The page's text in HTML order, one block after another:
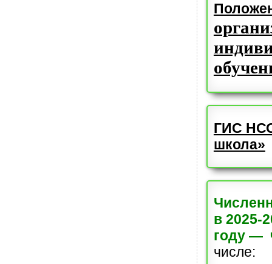
ГИС
школа»
в 2025-
году —
числе: